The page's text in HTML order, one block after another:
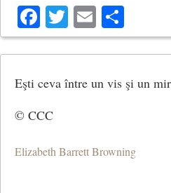
Facebook
Twitter
Email
Eşti ceva între un vis şi un
© CCC
Elizabeth Barrett Browning